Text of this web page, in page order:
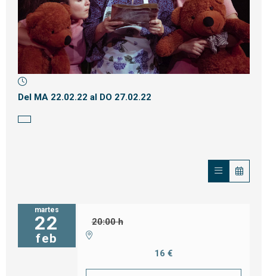
Diapositiva 1 de 1
Del MA 22.02.22 al DO 27.02.22
martes
22
feb
20:00 h
16 €